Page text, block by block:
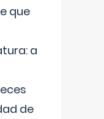
que
a
de